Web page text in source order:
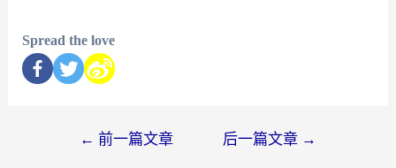
Spread the love
← 前一篇文章 后一篇文章 →